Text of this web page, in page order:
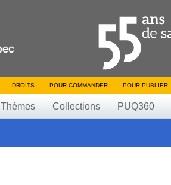
DROITS POUR COMMANDER POUR PUBLIER
Thèmes Collections PUQ360